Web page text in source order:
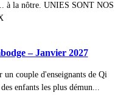
à la nôtre. UNIES SONT NOS
– Janvier 2027
un couple d'enseignants de Qi
enfants les plus démun...